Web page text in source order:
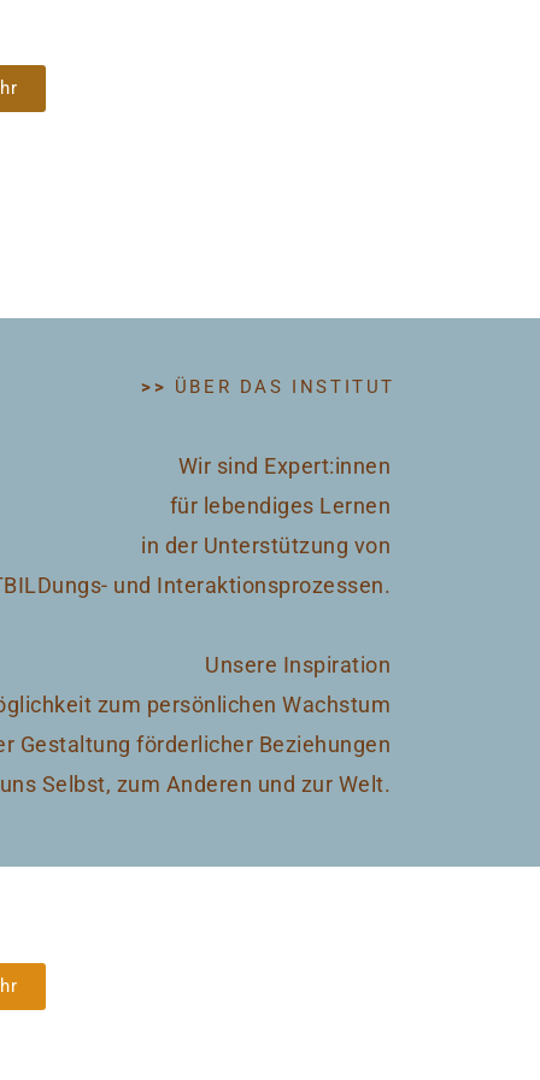
>> ÜBER DAS INSTITUT
Wir sind Expert:innen
für lebendiges Lernen
in der Unterstützung von
und Interaktionsprozessen.
Unsere Inspiration
zum persönlichen Wachstum
Gestaltung förderlicher Beziehungen
Selbst, zum Anderen und zur Welt.